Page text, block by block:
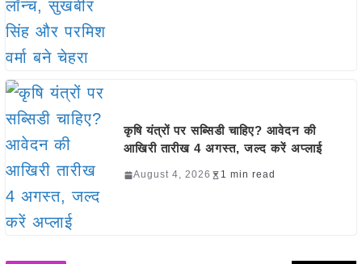
कृषि यंत्रों पर सब्सिडी चाहिए? आवेदन की
आखिरी तारीख 4 अगस्त, जल्द करें अप्लाई
August 4, 2026 1 min read